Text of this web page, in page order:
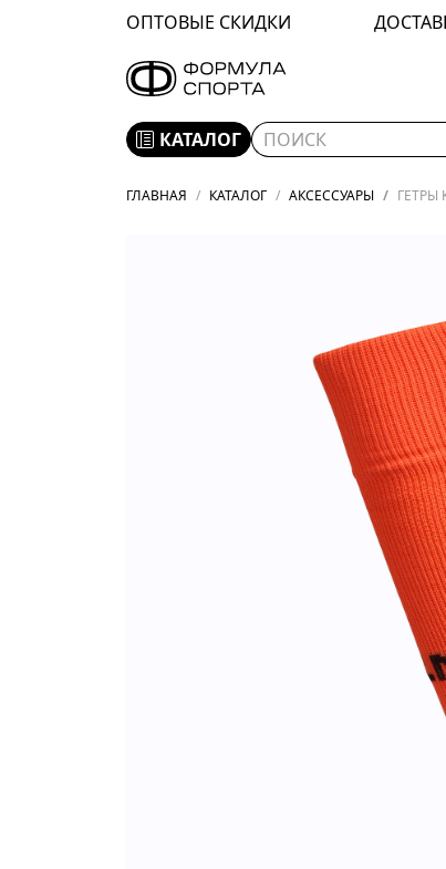
ОПТОВЫЕ СКИДКИ
КАТАЛОГ
ГЛАВНАЯ КАТАЛОГ АКСЕССУАРЫ ГЕТРЫ